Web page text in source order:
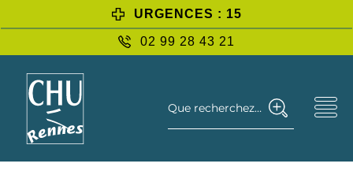
URGENCES : 15
02 99 28 43 21
Que recherchez-vous ?